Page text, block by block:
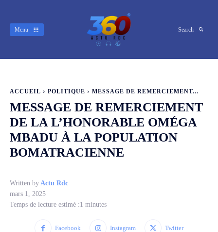
Menu Search
ACCUEIL POLITIQUE MESSAGE DE REMERCIEMENT...
MESSAGE DE REMERCIEMENT
DE LA L’HONORABLE OMÉGA
MBADU À LA POPULATION
BOMATRACIENNE
Written by Actu Rdc
mars 1, 2025
Temps de lecture estimé :1 minutes
Facebook Instagram Twitter